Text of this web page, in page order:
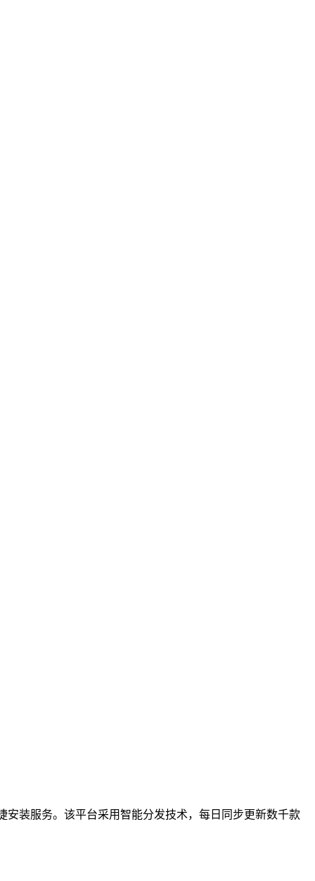
装服务。该平台采用智能分发技术，每日同步更新数千款